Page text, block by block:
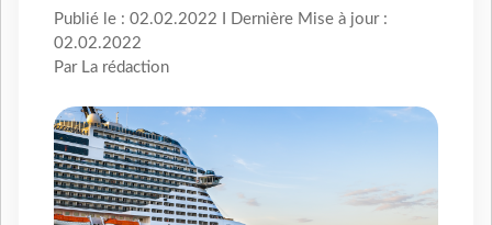
Publié le : 02.02.2022 I Dernière Mise à jour :
02.02.2022
Par La rédaction